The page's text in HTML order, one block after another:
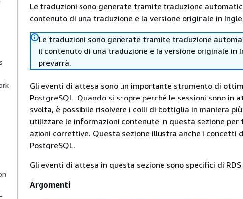
Le traduzioni sono generate tramite traduzione
contenuto di una traduzione e la versione originale in
Le traduzioni sono generate tramite traduzione
il contenuto di una traduzione e la versione originale in
prevarrà.
Gli eventi di attesa sono un importante strumento di
PostgreSQL. Quando si scopre perché le sessioni sono in
svolta, è possibile risolvere i colli di bottiglia in maniera
utilizzare le informazioni contenute in questa sezione per
azioni correttive. Questa sezione illustra anche i concetti
PostgreSQL.
Gli eventi di attesa in questa sezione sono specifici di RDS
Argomenti